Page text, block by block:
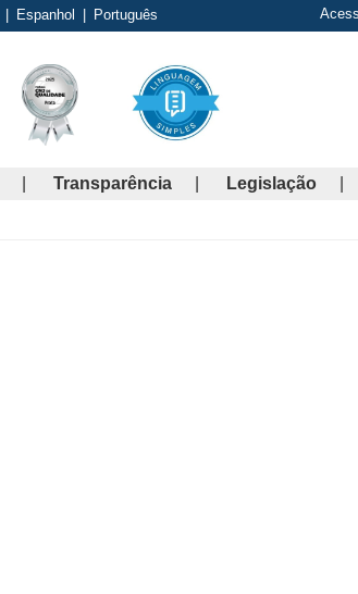
Espanhol Português
Transparência Legislação